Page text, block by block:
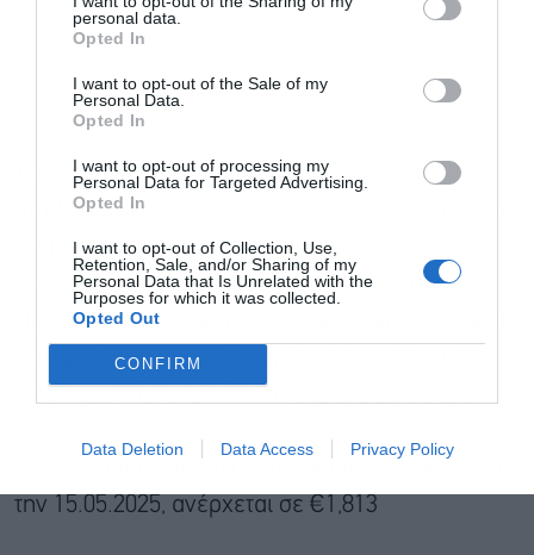
personal data.
Opted In
I want to opt-out of the Sale of my
Personal Data.
Opted In
I want to opt-out of processing my
Personal Data for Targeted Advertising.
Opted In
I want to opt-out of Collection, Use,
Retention, Sale, and/or Sharing of my
Personal Data that Is Unrelated with the
Purposes for which it was collected.
Opted Out
CONFIRM
Data Deletion Data Access Privacy Policy
1) η μέση χρηματιστηριακή τιμή της Μετοχής
σταθμισμένη με τον όγκο συναλλαγών κατά τους
έξι (6) μήνες που προηγούνται της Ημερομηνίας
Δημιουργίας Υποχρέωσης Υποβολής Δημόσιας
Πρότασης, όπως αυτή η τιμή ορίζεται στο άρθρο
2, περίπτωση (ι) και στο άρθρο 9 παρ. 4 του
Νόμου, κατά τους τελευταίους έξι (6) μήνες που
την 15.05.2025, ανέρχεται σε €1,813
Αποδέχομαι τους